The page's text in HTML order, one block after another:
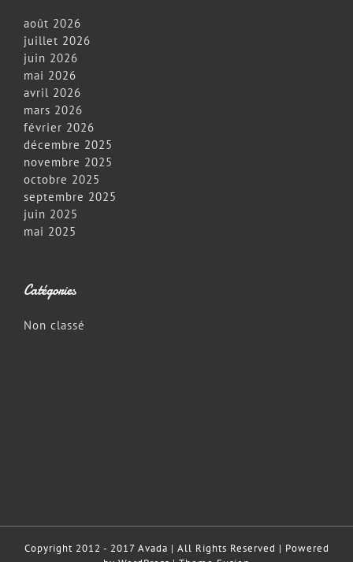
août 2026
juillet 2026
juin 2026
mai 2026
avril 2026
mars 2026
février 2026
décembre 2025
novembre 2025
octobre 2025
septembre 2025
juin 2025
mai 2025
Catégories
Non classé
Copyright 2012 - 2017 Avada | All Rights Reserved | Powered